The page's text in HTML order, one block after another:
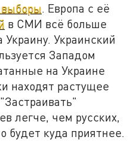
. Европа с её
в СМИ всё больше
Украинский
Западом
на Украине
находят растущее
легче, чем русских,
будет куда приятнее.